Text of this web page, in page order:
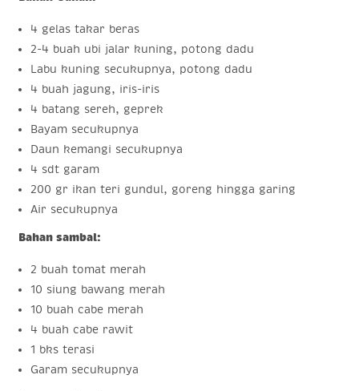
4 gelas takar beras
2-4 buah ubi jalar kuning, potong dadu
Labu kuning secukupnya, potong dadu
4 buah jagung, iris-iris
4 batang sereh, geprek
Bayam secukupnya
Daun kemangi secukupnya
4 sdt garam
200 gr ikan teri gundul, goreng hingga garing
Air secukupnya
Bahan sambal:
2 buah tomat merah
10 siung bawang merah
10 buah cabe merah
4 buah cabe rawit
1 bks terasi
Garam secukupnya